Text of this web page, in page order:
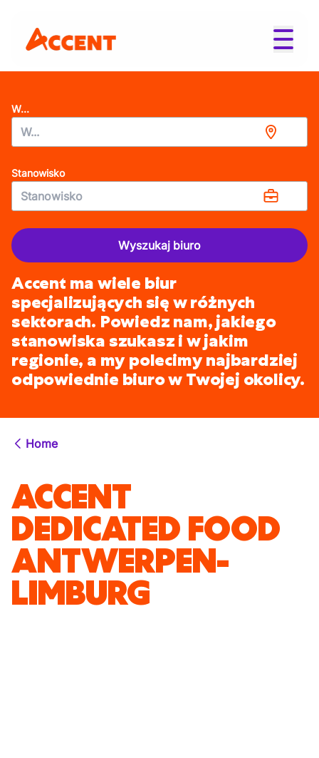
W...
Stanowisko
Wyszukaj biuro
Accent ma wiele biur
specjalizujących się w różnych
sektorach. Powiedz nam, jakiego
stanowiska szukasz i w jakim
regionie, a my polecimy najbardziej
odpowiednie biuro w Twojej okolicy.
Home
ACCENT
DEDICATED FOOD
ANTWERPEN-
LIMBURG